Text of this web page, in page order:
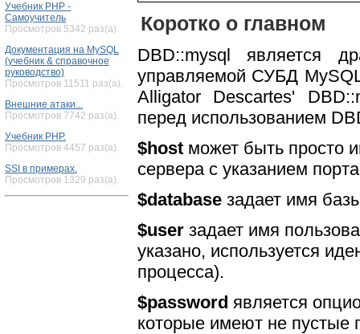
Учебник PHP -
Самоучитель
Просмотров 5342 раз(а).
Документация на MySQL
(учебник & справочное
руководство)
Просмотров 11511 раз(а).
Внешние атаки...
Просмотров 7742 раз(а).
Учебник PHP.
Просмотров 4457 раз(а).
SSI в примерах.
Просмотров 1329 раз(а).
Коротко о главном
DBD::mysql является
управляемой СУБД
Alligator Descartes'
перед использованием
$host может быть просто
сервера с указанием
$database задает имя
$user задает имя
указано, используется
процесса).
$password является
которые имеют не пустые